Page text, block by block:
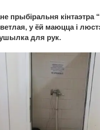
прыбіральня кінтаэтра
у ёй маюцца і
для рук.